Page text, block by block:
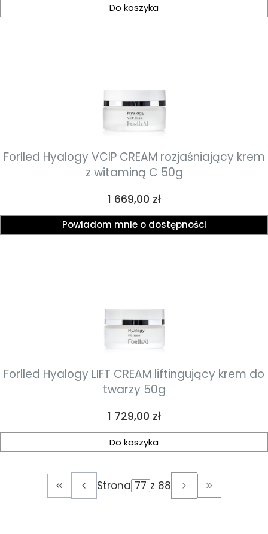
Do koszyka
Forlled Hyalogy VCIP CREAM rozjaśniający krem
z witaminą C 50g
Cena
1 669,00 zł
Powiadom mnie o dostępności
Forlled Hyalogy LIFT CREAM liftingujący krem do
twarzy 50g
Cena
1 729,00 zł
Do koszyka
Wróć do pierwszej strony z produktami
Strona z 88 Przejdź do